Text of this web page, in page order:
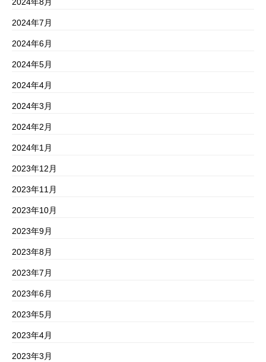
2024年7月
2024年6月
2024年5月
2024年4月
2024年3月
2024年2月
2024年1月
2023年12月
2023年11月
2023年10月
2023年9月
2023年8月
2023年7月
2023年6月
2023年5月
2023年4月
2023年3月